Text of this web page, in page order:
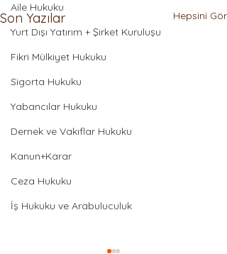
Aile Hukuku
Yurt Dışı Yatırım + Şirket Kuruluşu
Fikri Mülkiyet Hukuku
Sigorta Hukuku
Yabancılar Hukuku
Dernek ve Vakıflar Hukuku
Kanun+Karar
Ceza Hukuku
İş Hukuku ve Arabuluculuk
Son Yazılar Hepsini Gör